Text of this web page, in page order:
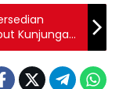
Kunjungan